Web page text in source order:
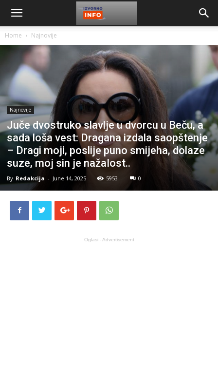
Home Najnovije
Najnovije
Juče dvostruko slavlje u dvorcu u Beču, a
sada loša vest: Dragana izdala saopštenje
– Dragi moji, poslije puno smijeha, dolaze
suze, moj sin je nažaIost..
By Redakcija - June 14, 2025 5953 0
Oglasi - Advertisement